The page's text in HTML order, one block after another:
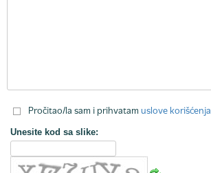
Pročitao/la sam i prihvatam uslove korišćenja
Unesite kod sa slike: